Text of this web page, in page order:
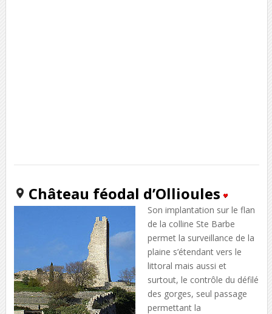
Château féodal d’Ollioules
Son implantation sur le flan
de la colline Ste Barbe
permet la surveillance de la
plaine s’étendant vers le
littoral mais aussi et
surtout, le contrôle du défilé
des gorges, seul passage
permettant la